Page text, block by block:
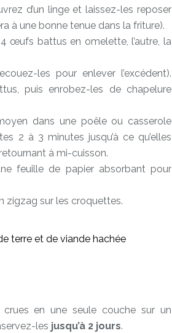
d’un linge et laissez-les reposer
à une bonne tenue dans la friture).
œufs battus en omelette, l’autre, la
les pour enlever l’excédent).
puis enrobez-les de chapelure
dans une poêle ou casserole
2 à 3 minutes jusqu’à ce qu’elles
à mi-cuisson.
feuille de papier absorbant pour
zigzag sur les croquettes.
en une seule couche sur un
les jusqu’à 2 jours.